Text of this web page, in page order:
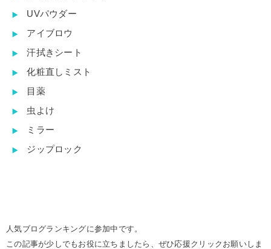
UVパウダー
アイブロウ
汗拭きシート
化粧直しミスト
目薬
虫よけ
ミラー
ジップロック
人気ブログランキングに参加中です。
この記事が少しでもお役に立ちましたら、ぜひ応援クリックお願いしま